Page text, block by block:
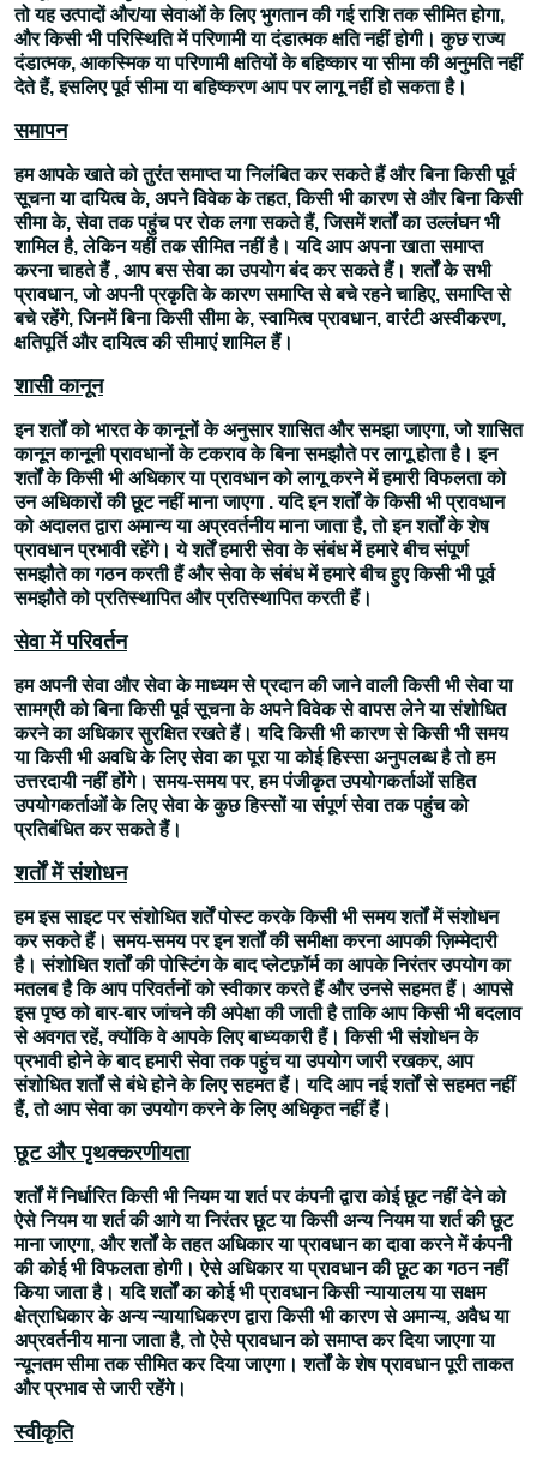
तो यह उत्पादों और/या सेवाओं के लिए भुगतान की गई राशि तक सीमित होगा,
और किसी भी परिस्थिति में परिणामी या दंडात्मक क्षति नहीं होगी। कुछ राज्य
दंडात्मक, आकस्मिक या परिणामी क्षतियों के बहिष्कार या सीमा की अनुमति नहीं
देते हैं, इसलिए पूर्व सीमा या बहिष्करण आप पर लागू नहीं हो सकता है।
समापन
हम आपके खाते को तुरंत समाप्त या निलंबित कर सकते हैं और बिना किसी पूर्व
सूचना या दायित्व के, अपने विवेक के तहत, किसी भी कारण से और बिना किसी
सीमा के, सेवा तक पहुंच पर रोक लगा सकते हैं, जिसमें शर्तों का उल्लंघन भी
शामिल है, लेकिन यहीं तक सीमित नहीं है। यदि आप अपना खाता समाप्त
करना चाहते हैं , आप बस सेवा का उपयोग बंद कर सकते हैं। शर्तों के सभी
प्रावधान, जो अपनी प्रकृति के कारण समाप्ति से बचे रहने चाहिए, समाप्ति से
बचे रहेंगे, जिनमें बिना किसी सीमा के, स्वामित्व प्रावधान, वारंटी अस्वीकरण,
क्षतिपूर्ति और दायित्व की सीमाएं शामिल हैं।
शासी कानून
इन शर्तों को भारत के कानूनों के अनुसार शासित और समझा जाएगा, जो शासित
कानून कानूनी प्रावधानों के टकराव के बिना समझौते पर लागू होता है। इन
शर्तों के किसी भी अधिकार या प्रावधान को लागू करने में हमारी विफलता को
उन अधिकारों की छूट नहीं माना जाएगा . यदि इन शर्तों के किसी भी प्रावधान
को अदालत द्वारा अमान्य या अप्रवर्तनीय माना जाता है, तो इन शर्तों के शेष
प्रावधान प्रभावी रहेंगे। ये शर्तें हमारी सेवा के संबंध में हमारे बीच संपूर्ण
समझौते का गठन करती हैं और सेवा के संबंध में हमारे बीच हुए किसी भी पूर्व
समझौते को प्रतिस्थापित और प्रतिस्थापित करती हैं।
सेवा में परिवर्तन
हम अपनी सेवा और सेवा के माध्यम से प्रदान की जाने वाली किसी भी सेवा या
सामग्री को बिना किसी पूर्व सूचना के अपने विवेक से वापस लेने या संशोधित
करने का अधिकार सुरक्षित रखते हैं। यदि किसी भी कारण से किसी भी समय
या किसी भी अवधि के लिए सेवा का पूरा या कोई हिस्सा अनुपलब्ध है तो हम
उत्तरदायी नहीं होंगे। समय-समय पर, हम पंजीकृत उपयोगकर्ताओं सहित
उपयोगकर्ताओं के लिए सेवा के कुछ हिस्सों या संपूर्ण सेवा तक पहुंच को
प्रतिबंधित कर सकते हैं।
शर्तों में संशोधन
हम इस साइट पर संशोधित शर्तें पोस्ट करके किसी भी समय शर्तों में संशोधन
कर सकते हैं। समय-समय पर इन शर्तों की समीक्षा करना आपकी ज़िम्मेदारी
है। संशोधित शर्तों की पोस्टिंग के बाद प्लेटफ़ॉर्म का आपके निरंतर उपयोग का
मतलब है कि आप परिवर्तनों को स्वीकार करते हैं और उनसे सहमत हैं। आपसे
इस पृष्ठ को बार-बार जांचने की अपेक्षा की जाती है ताकि आप किसी भी बदलाव
से अवगत रहें, क्योंकि वे आपके लिए बाध्यकारी हैं। किसी भी संशोधन के
प्रभावी होने के बाद हमारी सेवा तक पहुंच या उपयोग जारी रखकर, आप
संशोधित शर्तों से बंधे होने के लिए सहमत हैं। यदि आप नई शर्तों से सहमत नहीं
हैं, तो आप सेवा का उपयोग करने के लिए अधिकृत नहीं हैं।
छूट और पृथक्करणीयता
शर्तों में निर्धारित किसी भी नियम या शर्त पर कंपनी द्वारा कोई छूट नहीं देने को
ऐसे नियम या शर्त की आगे या निरंतर छूट या किसी अन्य नियम या शर्त की छूट
माना जाएगा, और शर्तों के तहत अधिकार या प्रावधान का दावा करने में कंपनी
की कोई भी विफलता होगी। ऐसे अधिकार या प्रावधान की छूट का गठन नहीं
किया जाता है। यदि शर्तों का कोई भी प्रावधान किसी न्यायालय या सक्षम
क्षेत्राधिकार के अन्य न्यायाधिकरण द्वारा किसी भी कारण से अमान्य, अवैध या
अप्रवर्तनीय माना जाता है, तो ऐसे प्रावधान को समाप्त कर दिया जाएगा या
न्यूनतम सीमा तक सीमित कर दिया जाएगा। शर्तों के शेष प्रावधान पूरी ताकत
और प्रभाव से जारी रहेंगे।
स्वीकृति